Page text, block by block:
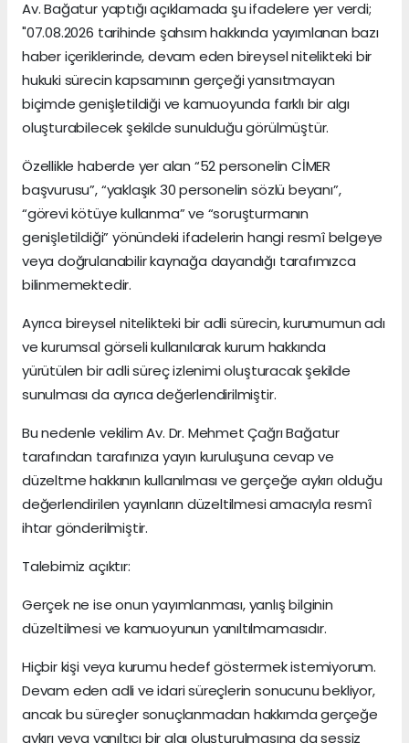
Av. Bağatur yaptığı açıklamada şu ifadelere yer verdi;
"07.08.2026 tarihinde şahsım hakkında yayımlanan bazı
haber içeriklerinde, devam eden bireysel nitelikteki bir
hukuki sürecin kapsamının gerçeği yansıtmayan
biçimde genişletildiği ve kamuoyunda farklı bir algı
oluşturabilecek şekilde sunulduğu görülmüştür.
Özellikle haberde yer alan “52 personelin CİMER
başvurusu”, “yaklaşık 30 personelin sözlü beyanı”,
“görevi kötüye kullanma” ve “soruşturmanın
genişletildiği” yönündeki ifadelerin hangi resmî belgeye
veya doğrulanabilir kaynağa dayandığı tarafımızca
bilinmemektedir.
Ayrıca bireysel nitelikteki bir adli sürecin, kurumumun adı
ve kurumsal görseli kullanılarak kurum hakkında
yürütülen bir adli süreç izlenimi oluşturacak şekilde
sunulması da ayrıca değerlendirilmiştir.
Bu nedenle vekilim Av. Dr. Mehmet Çağrı Bağatur
tarafından tarafınıza yayın kuruluşuna cevap ve
düzeltme hakkının kullanılması ve gerçeğe aykırı olduğu
değerlendirilen yayınların düzeltilmesi amacıyla resmî
ihtar gönderilmiştir.
Talebimiz açıktır:
Gerçek ne ise onun yayımlanması, yanlış bilginin
düzeltilmesi ve kamuoyunun yanıltılmamasıdır.
Hiçbir kişi veya kurumu hedef göstermek istemiyorum.
Devam eden adli ve idari süreçlerin sonucunu bekliyor,
ancak bu süreçler sonuçlanmadan hakkımda gerçeğe
aykırı veya yanıltıcı bir algı oluşturulmasına da sessiz